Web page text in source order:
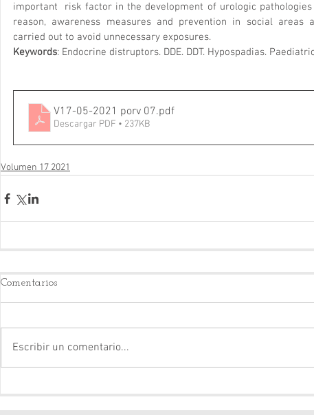
important  risk factor in the development of urologic
reason, awareness measures and prevention in social areas
carried out to avoid unnecessary exposures.
Keywords: Endocrine distruptors. DDE. DDT. Hypospadias.
V17-05-2021 porv 07.pdf
Descargar PDF • 237KB
Volumen 17 2021
Comentarios
Escribir un comentario...